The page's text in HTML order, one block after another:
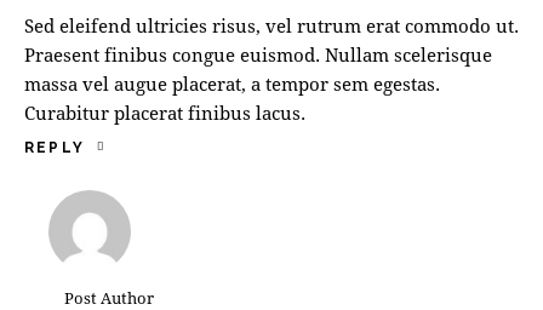
Sed eleifend ultricies risus, vel rutrum erat commodo ut.
Praesent finibus congue euismod. Nullam scelerisque
massa vel augue placerat, a tempor sem egestas.
Curabitur placerat finibus lacus.
REPLY
Post Author